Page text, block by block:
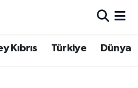
Kıbrıs Türkiye Dünya